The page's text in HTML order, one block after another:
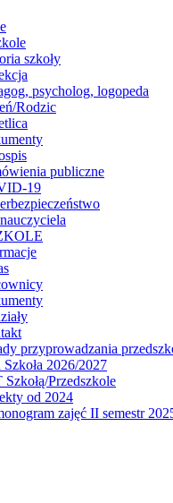
szkoły
psycholog, logopeda
Rodzic
publiczne
19
przyprowadzania
2026/2027
Przedszkole
od 2024
zajęć II semestr